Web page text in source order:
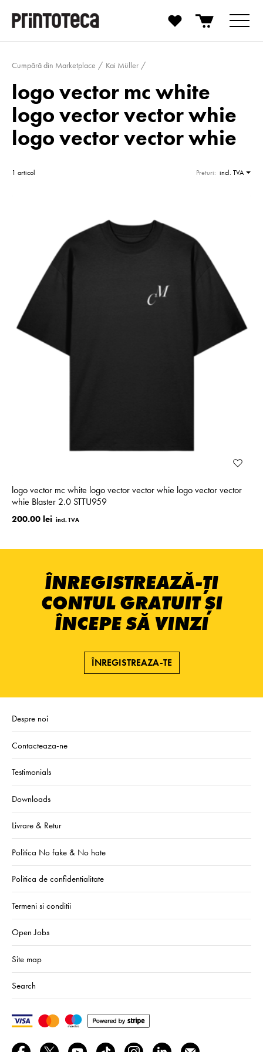
Cumpără din Marketplace Kai Müller
logo vector mc white
logo vector vector whie
logo vector vector whie
1 articol Preturi: incl. TVA
logo vector mc white logo vector vector whie logo vector vector
whie Blaster 2.0 STTU959
200.00 lei
ÎNREGISTREAZĂ-ȚI
CONTUL GRATUIT ȘI
ÎNCEPE SĂ VINZI
ÎNREGISTREAZA-TE
Despre noi
Contacteaza-ne
Testimonials
Downloads
Livrare & Retur
Politica No fake & No hate
Politica de confidentialitate
Termeni si conditii
Open Jobs
Site map
Search